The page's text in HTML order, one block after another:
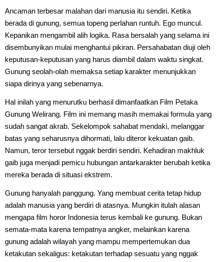
Ancaman terbesar malahan dari manusia itu sendiri. Ketika
berada di gunung, semua topeng perlahan runtuh. Ego muncul.
Kepanikan mengambil alih logika. Rasa bersalah yang selama ini
disembunyikan mulai menghantui pikiran. Persahabatan diuji oleh
keputusan-keputusan yang harus diambil dalam waktu singkat.
Gunung seolah-olah memaksa setiap karakter menunjukkan
siapa dirinya yang sebenarnya.
Hal inilah yang menurutku berhasil dimanfaatkan Film Petaka
Gunung Welirang. Film ini memang masih memakai formula yang
sudah sangat akrab. Sekelompok sahabat mendaki, melanggar
batas yang seharusnya dihormati, lalu diteror kekuatan gaib.
Namun, teror tersebut nggak berdiri sendiri. Kehadiran makhluk
gaib juga menjadi pemicu hubungan antarkarakter berubah ketika
mereka berada di situasi ekstrem.
Gunung hanyalah panggung. Yang membuat cerita tetap hidup
adalah manusia yang berdiri di atasnya. Mungkin itulah alasan
mengapa film horor Indonesia terus kembali ke gunung. Bukan
semata-mata karena tempatnya angker, melainkan karena
gunung adalah wilayah yang mampu mempertemukan dua
ketakutan sekaligus: ketakutan terhadap sesuatu yang nggak